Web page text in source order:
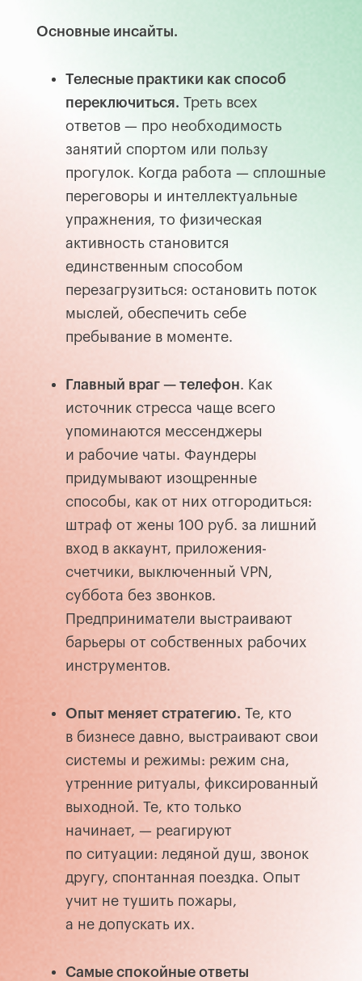
Основные инсайты.
Телесные практики как способ
переключиться. Треть всех
ответов — про необходимость
занятий спортом или пользу
прогулок. Когда работа — сплошные
переговоры и интеллектуальные
упражнения, то физическая
активность становится
единственным способом
перезагрузиться: остановить поток
мыслей, обеспечить себе
пребывание в моменте.
Главный враг — телефон. Как
источник стресса чаще всего
упоминаются мессенджеры
и рабочие чаты. Фаундеры
придумывают изощренные
способы, как от них отгородиться:
штраф от жены 100 руб. за лишний
вход в аккаунт, приложения-
счетчики, выключенный VPN,
суббота без звонков.
Предприниматели выстраивают
барьеры от собственных рабочих
инструментов.
Опыт меняет стратегию. Те, кто
в бизнесе давно, выстраивают свои
системы и режимы: режим сна,
утренние ритуалы, фиксированный
выходной. Те, кто только
начинает, — реагируют
по ситуации: ледяной душ, звонок
другу, спонтанная поездка. Опыт
учит не тушить пожары,
а не допускать их.
Самые спокойные ответы